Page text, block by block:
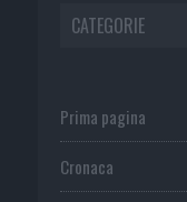
CATEGORIE
Prima pagina
Cronaca